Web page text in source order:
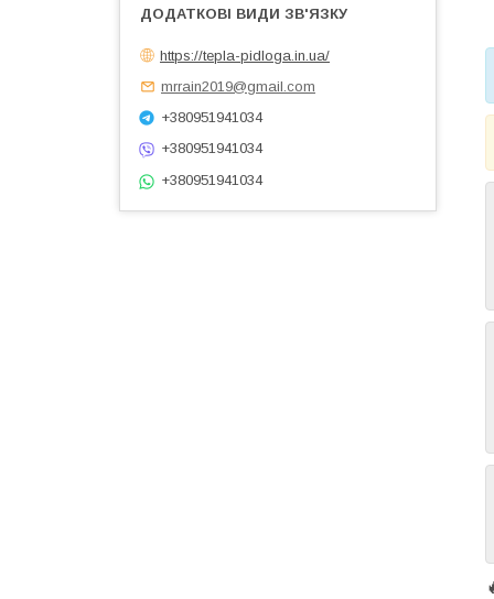
https://tepla-pidloga.in.ua/
mrrain2019@gmail.com
+380951941034
+380951941034
+380951941034